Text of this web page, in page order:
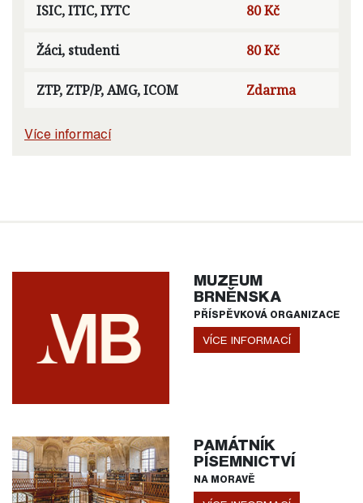
ISIC, ITIC, IYTC 80 Kč
Žáci, studenti 80 Kč
ZTP, ZTP/P, AMG, ICOM Zdarma
Více informací
MUZEUM
BRNĚNSKA
PŘÍSPĚVKOVÁ ORGANIZACE
VÍCE INFORMACÍ
PAMÁTNÍK
PÍSEMNICTVÍ
NA MORAVĚ